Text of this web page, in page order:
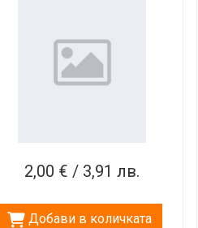
2,00 € / 3,91 лв.
Добави в количката